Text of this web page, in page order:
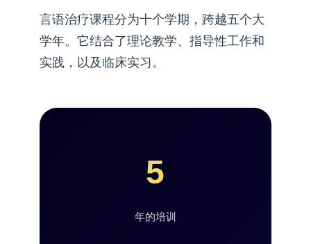
言语治疗课程分为十个学期，跨越五个大
学年。它结合了理论教学、指导性工作和
实践，以及临床实习。
5
年的培训